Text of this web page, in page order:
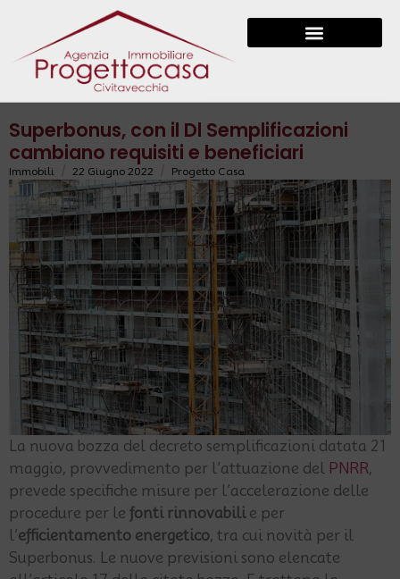
Superbonus, con il Dl Semplificazioni
cambiano requisiti e beneficiari
Immobili 22 Giugno 2022 Progetto Casa
La nuova bozza del decreto semplificazioni datata 21
maggio, provvedimento per l’attuazione del
PNRR,
prevede specifiche misure per l’accelerazione delle
procedure per le fonti rinnovabilie per
l’efficientamento energetico, tra cui novità per il
Superbonus. Le nuove previsioni sono elencate